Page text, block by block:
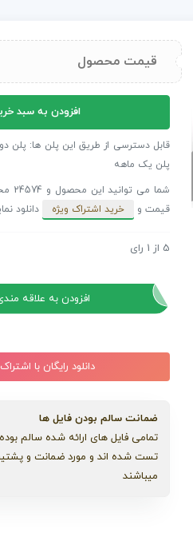
قیمت محصول
اینفوگرافیک
کلاسیک
افزودن به سبد
قابل دسترسی از طریق این پلن ها: پلن
پلن یک ماهه
شما
قیمت و
خرید اشتراک ویژه دانلود
پروژه افترافکت اینفوگرافیک کلاسیک
5 از 1 رای
افزودن به علاقه
دانلود رایگان با
ضمانت سالم بودن فایل ها
تمامی فایل های ارائه شده سالم
تست شده اند و مورد ضمانت و
میباشند